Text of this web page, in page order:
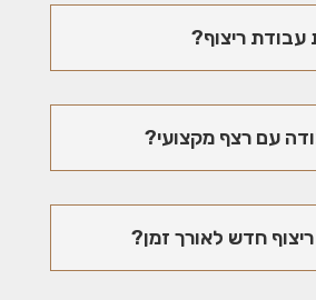
עבודת ריצוף?
עם רצף מקצועי?
חדש לאורך זמן?